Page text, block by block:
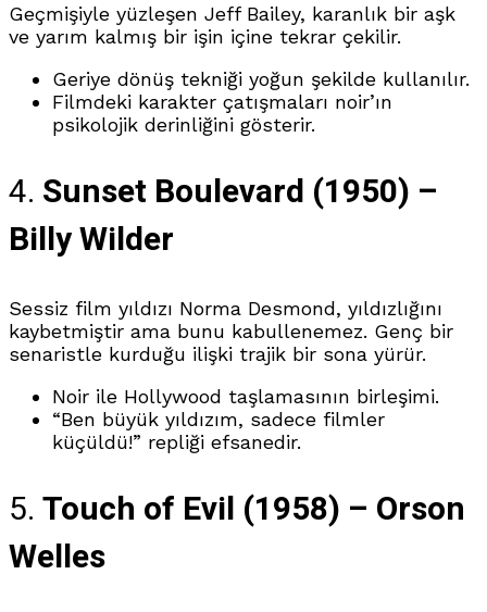
Geçmişiyle yüzleşen Jeff Bailey, karanlık bir aşk
ve yarım kalmış bir işin içine tekrar çekilir.
Geriye dönüş tekniği yoğun şekilde kullanılır.
Filmdeki karakter çatışmaları noir’ın
psikolojik derinliğini gösterir.
4. Sunset Boulevard (1950) –
Billy Wilder
Sessiz film yıldızı Norma Desmond, yıldızlığını
kaybetmiştir ama bunu kabullenemez. Genç bir
senaristle kurduğu ilişki trajik bir sona yürür.
Noir ile Hollywood taşlamasının birleşimi.
“Ben büyük yıldızım, sadece filmler
küçüldü!” repliği efsanedir.
5. Touch of Evil (1958) – Orson
Welles